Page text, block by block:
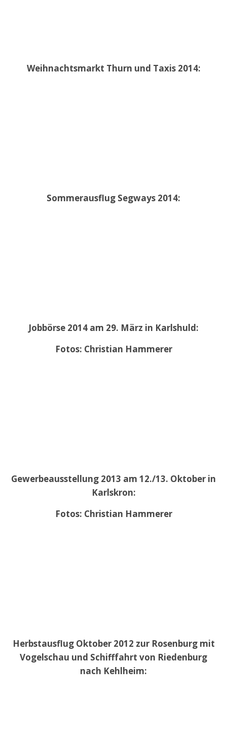
Weihnachtsmarkt Thurn und Taxis 2014:
Sommerausflug Segways 2014:
Jobbörse 2014 am 29. März in Karlshuld:
Fotos: Christian Hammerer
Gewerbeausstellung 2013 am 12./13. Oktober in
Karlskron:
Fotos: Christian Hammerer
Herbstausflug Oktober 2012 zur Rosenburg mit
Vogelschau und Schifffahrt von Riedenburg
nach Kehlheim: